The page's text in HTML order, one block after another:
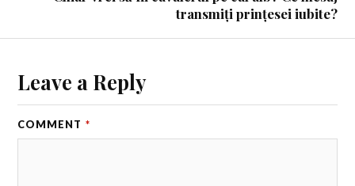
transmiți prințesei iubite?
Leave a Reply
COMMENT *